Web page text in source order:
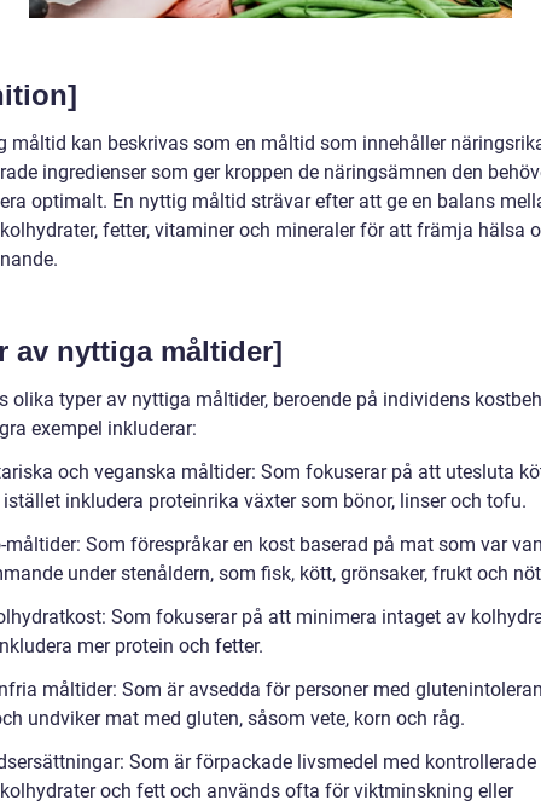
måltid kan beskrivas som en måltid som innehåller
ingredienser som ger kroppen de näringsämnen den
optimalt. En nyttig måltid strävar efter att ge en balans
fetter, vitaminer och mineraler för att främja hälsa
av nyttiga måltider]
olika typer av nyttiga måltider, beroende på individens
exempel inkluderar:
och veganska måltider: Som fokuserar på att utesluta
inkludera proteinrika växter som bönor, linser och tofu.
måltider: Som förespråkar en kost baserad på mat som var
under stenåldern, som fisk, kött, grönsaker, frukt och
Som fokuserar på att minimera intaget av
mer protein och fetter.
måltider: Som är avsedda för personer med
undviker mat med gluten, såsom vete, korn och råg.
Som är förpackade livsmedel med kontrollerade
och fett och används ofta för viktminskning eller